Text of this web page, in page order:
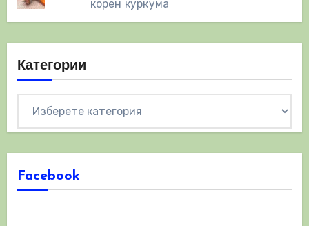
корен куркума
Категории
Facebook